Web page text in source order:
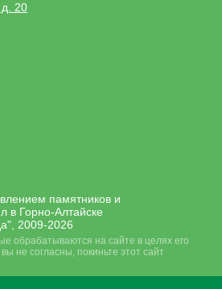
д. 20
памятников и
в Горно-Алтайске
2009-2026
обрабатываются на сайте в целях его
не согласны, покиньте этот сайт